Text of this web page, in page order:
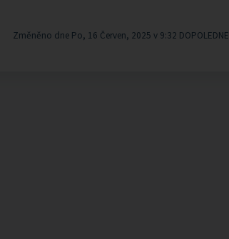
Změněno dne Po, 16 Červen, 2025 v 9:32 DOPOLEDNE